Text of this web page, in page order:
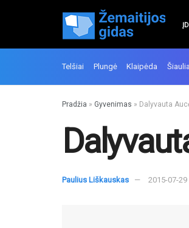
Telšiai Plungė Klaipėda
Pradžia » Gyvenimas » Dalyvauta
Paulius Liškauskas 2015-07-29